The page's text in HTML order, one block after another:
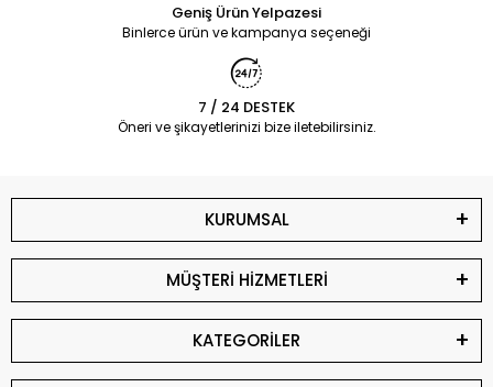
Geniş Ürün Yelpazesi
Binlerce ürün ve kampanya seçeneği
7 / 24 DESTEK
Öneri ve şikayetlerinizi bize iletebilirsiniz.
KURUMSAL
MÜŞTERİ HİZMETLERİ
KATEGORİLER